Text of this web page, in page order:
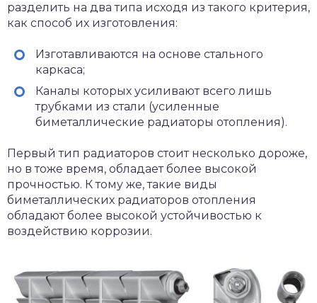
разделить на два типа исходя из такого критерия,
как способ их изготовления:
Изготавливаются на основе стального
каркаса;
Каналы которых усиливают всего лишь
трубками из стали (усиленные
биметаллические радиаторы отопления).
Первый тип радиаторов стоит несколько дороже,
но в тоже время, обладает более высокой
прочностью. К тому же, такие виды
биметаллических радиаторов отопления
обладают более высокой устойчивостью к
воздействию коррозии.